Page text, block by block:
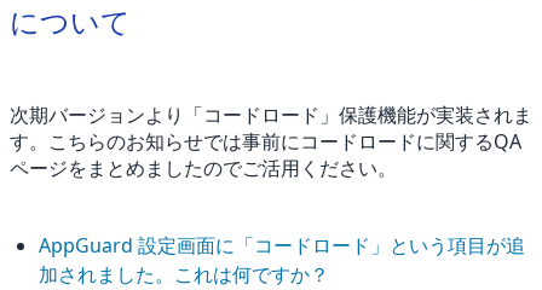
について
次期バージョンより「コードロード」保護機能が実装されま
す。こちらのお知らせでは事前にコードロードに関するQA
ページをまとめましたのでご活用ください。
AppGuard 設定画面に「コードロード」という項目が追
加されました。これは何ですか？